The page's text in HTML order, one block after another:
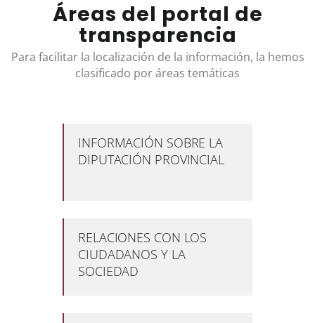
Áreas del portal de
transparencia
Para facilitar la localización de la información, la hemos
clasificado por áreas temáticas
INFORMACIÓN SOBRE LA
DIPUTACIÓN PROVINCIAL
RELACIONES CON LOS
CIUDADANOS Y LA
SOCIEDAD